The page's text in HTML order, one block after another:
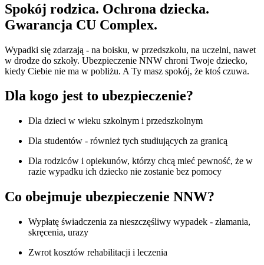
Spokój rodzica. Ochrona dziecka.
Gwarancja CU Complex.
Wypadki się zdarzają - na boisku, w przedszkolu, na uczelni, nawet
w drodze do szkoły. Ubezpieczenie NNW chroni Twoje dziecko,
kiedy Ciebie nie ma w pobliżu. A Ty masz spokój, że ktoś czuwa.
Dla kogo jest to ubezpieczenie?
Dla dzieci w wieku szkolnym i przedszkolnym
Dla studentów - również tych studiujących za granicą
Dla rodziców i opiekunów, którzy chcą mieć pewność, że w
razie wypadku ich dziecko nie zostanie bez pomocy
Co obejmuje ubezpieczenie NNW?
Wypłatę świadczenia za nieszczęśliwy wypadek - złamania,
skręcenia, urazy
Zwrot kosztów rehabilitacji i leczenia